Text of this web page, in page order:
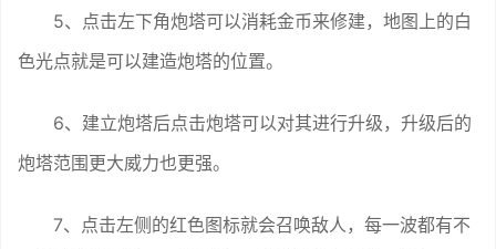
5、点击左下角炮塔可以消耗金币来修建，地图上的白
色光点就是可以建造炮塔的位置。
6、建立炮塔后点击炮塔可以对其进行升级，升级后的
炮塔范围更大威力也更强。
7、点击左侧的红色图标就会召唤敌人，每一波都有不